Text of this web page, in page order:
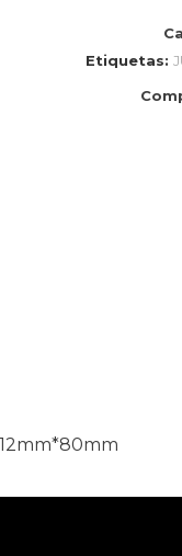
Etiquetas: